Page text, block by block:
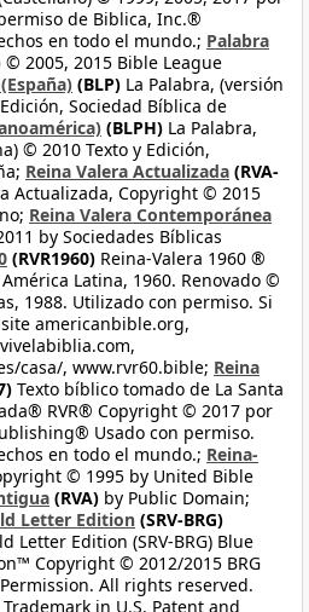
de Biblica, Inc.®
en todo el mundo.; Palabra
© 2005, 2015 Bible League
(BLP) La Palabra, (versión
Sociedad Bíblica de
(BLPH) La Palabra,
© 2010 Texto y Edición,
Reina Valera Actualizada (RVA-
Actualizada, Copyright © 2015
Reina Valera Contemporánea
by Sociedades Bíblicas
(RVR1960) Reina-Valera 1960 ®
Latina, 1960. Renovado ©
1988. Utilizado con permiso. Si
americanbible.org,
casa/, www.rvr60.bible; Reina
Texto bíblico tomado de La Santa
RVR® Copyright © 2017 por
Usado con permiso.
en todo el mundo.; Reina-
© 1995 by United Bible
(RVA) by Public Domain;
Letter Edition (SRV-BRG)
Letter Edition (SRV-BRG) Blue
Copyright © 2012/2015 BRG
All rights reserved.
in U.S. Patent and